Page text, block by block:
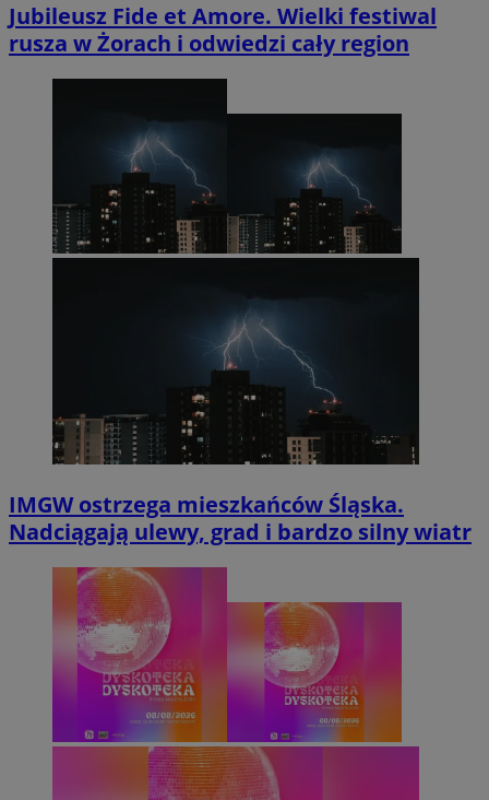
Jubileusz Fide et Amore. Wielki festiwal
rusza w Żorach i odwiedzi cały region
IMGW ostrzega mieszkańców Śląska.
Nadciągają ulewy, grad i bardzo silny wiatr